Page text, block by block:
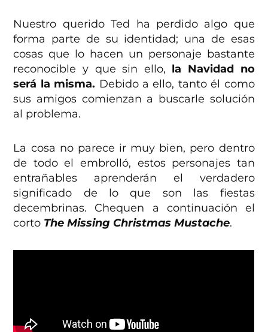
Nuestro querido Ted ha perdido algo que
forma parte de su identidad; una de esas
cosas que lo hacen un personaje bastante
reconocible y que sin ello, la Navidad no
será la misma. Debido a ello, tanto él como
sus amigos comienzan a buscarle solución
al problema.
La cosa no parece ir muy bien, pero dentro
de todo el embrolló, estos personajes tan
entrañables aprenderán el verdadero
significado de lo que son las fiestas
decembrinas. Chequen a continuación el
corto The Missing Christmas Mustache.